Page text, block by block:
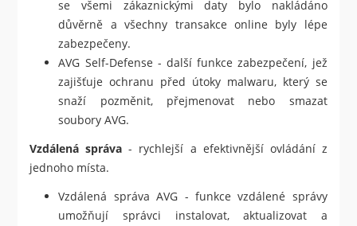
se všemi zákaznickými daty bylo nakládáno
důvěrně a všechny transakce online byly lépe
zabezpečeny.
AVG Self-Defense - další funkce zabezpečení, jež
zajišťuje ochranu před útoky malwaru, který se
snaží pozměnit, přejmenovat nebo smazat
soubory AVG.
Vzdálená správa - rychlejší a efektivnější ovládání z
jednoho místa.
Vzdálená správa AVG - funkce vzdálené správy
umožňují správci instalovat, aktualizovat a